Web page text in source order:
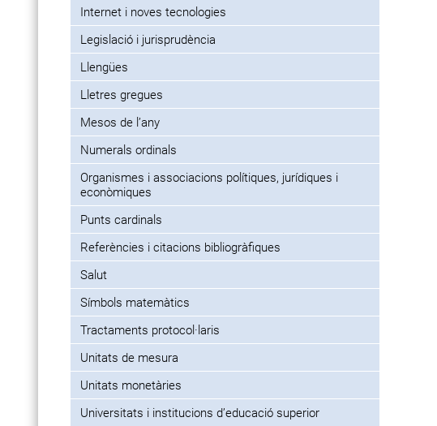
Internet i noves tecnologies
Legislació i jurisprudència
Llengües
Lletres gregues
Mesos de l’any
Numerals ordinals
Organismes i associacions polítiques, jurídiques i
econòmiques
Punts cardinals
Referències i citacions bibliogràfiques
Salut
Símbols matemàtics
Tractaments protocol·laris
Unitats de mesura
Unitats monetàries
Universitats i institucions d’educació superior